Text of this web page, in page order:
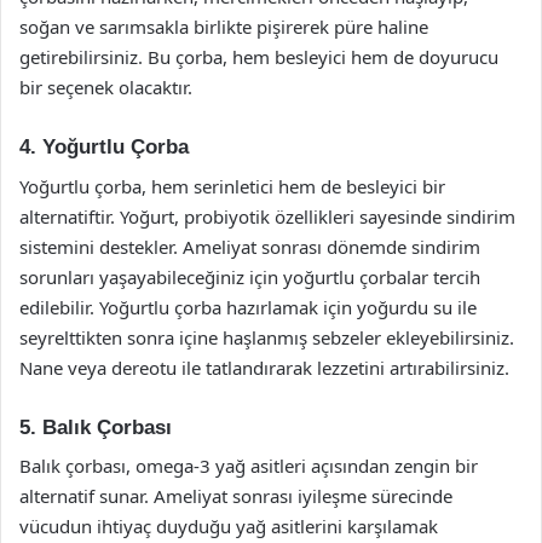
soğan ve sarımsakla birlikte pişirerek püre haline
getirebilirsiniz. Bu çorba, hem besleyici hem de doyurucu
bir seçenek olacaktır.
4. Yoğurtlu Çorba
Yoğurtlu çorba, hem serinletici hem de besleyici bir
alternatiftir. Yoğurt, probiyotik özellikleri sayesinde sindirim
sistemini destekler. Ameliyat sonrası dönemde sindirim
sorunları yaşayabileceğiniz için yoğurtlu çorbalar tercih
edilebilir. Yoğurtlu çorba hazırlamak için yoğurdu su ile
seyrelttikten sonra içine haşlanmış sebzeler ekleyebilirsiniz.
Nane veya dereotu ile tatlandırarak lezzetini artırabilirsiniz.
5. Balık Çorbası
Balık çorbası, omega-3 yağ asitleri açısından zengin bir
alternatif sunar. Ameliyat sonrası iyileşme sürecinde
vücudun ihtiyaç duyduğu yağ asitlerini karşılamak